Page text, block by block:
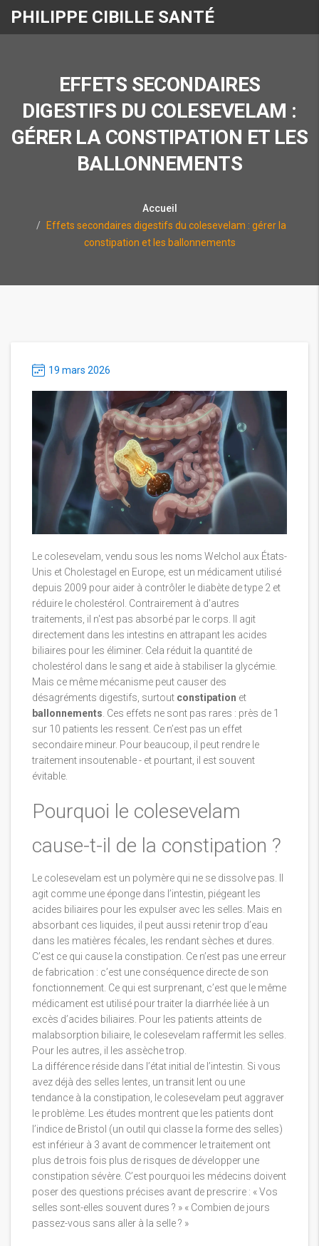
PHILIPPE CIBILLE SANTÉ
EFFETS SECONDAIRES
DIGESTIFS DU COLESEVELAM :
GÉRER LA CONSTIPATION ET LES
BALLONNEMENTS
Accueil
Effets secondaires digestifs du colesevelam : gérer la
constipation et les ballonnements
19 mars 2026
Le colesevelam, vendu sous les noms Welchol aux États-
Unis et Cholestagel en Europe, est un médicament utilisé
depuis 2009 pour aider à contrôler le diabète de type 2 et
réduire le cholestérol. Contrairement à d'autres
traitements, il n'est pas absorbé par le corps. Il agit
directement dans les intestins en attrapant les acides
biliaires pour les éliminer. Cela réduit la quantité de
cholestérol dans le sang et aide à stabiliser la glycémie.
Mais ce même mécanisme peut causer des
désagréments digestifs, surtout constipation et
ballonnements. Ces effets ne sont pas rares : près de 1
sur 10 patients les ressent. Ce n’est pas un effet
secondaire mineur. Pour beaucoup, il peut rendre le
traitement insoutenable - et pourtant, il est souvent
évitable.
Pourquoi le colesevelam
cause-t-il de la constipation ?
Le colesevelam est un polymère qui ne se dissolve pas. Il
agit comme une éponge dans l’intestin, piégeant les
acides biliaires pour les expulser avec les selles. Mais en
absorbant ces liquides, il peut aussi retenir trop d’eau
dans les matières fécales, les rendant sèches et dures.
C’est ce qui cause la constipation. Ce n’est pas une erreur
de fabrication : c’est une conséquence directe de son
fonctionnement. Ce qui est surprenant, c’est que le même
médicament est utilisé pour traiter la diarrhée liée à un
excès d’acides biliaires. Pour les patients atteints de
malabsorption biliaire, le colesevelam raffermit les selles.
Pour les autres, il les assèche trop.
La différence réside dans l’état initial de l’intestin. Si vous
avez déjà des selles lentes, un transit lent ou une
tendance à la constipation, le colesevelam peut aggraver
le problème. Les études montrent que les patients dont
l’indice de Bristol (un outil qui classe la forme des selles)
est inférieur à 3 avant de commencer le traitement ont
plus de trois fois plus de risques de développer une
constipation sévère. C’est pourquoi les médecins doivent
poser des questions précises avant de prescrire : « Vos
selles sont-elles souvent dures ? » « Combien de jours
passez-vous sans aller à la selle ? »